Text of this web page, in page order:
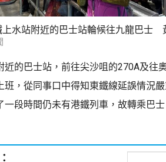
上水站附近的巴士站輪候往九龍巴士
近的巴士站，前往尖沙咀的270A及往
班，從同事口中得知東鐵線延誤情況
一段時間仍未有港鐵列車，故轉乘巴